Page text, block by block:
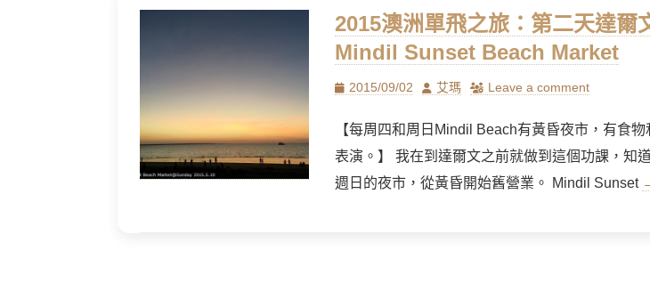
2015澳洲單飛之旅：第二天達爾
Mindil Sunset Beach Market
Posted
2015/09/02 Author
艾瑪 Leave a comment
【每周四和周日Mindil Beach有黃昏夜市，有食
表演。】 我在到達爾文之前就做到這個功課，知
週日的夜市，從黃昏開始舊營業。 Mindil Sunset